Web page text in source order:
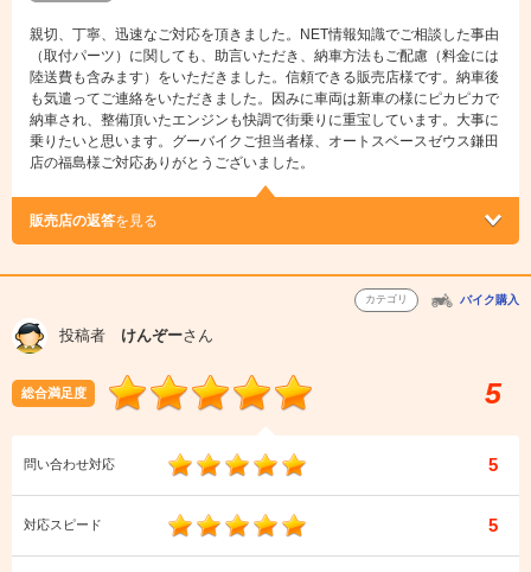
親切、丁寧、迅速なご対応を頂きました。NET情報知識でご相談した事由
（取付パーツ）に関しても、助言いただき、納車方法もご配慮（料金には
陸送費も含みます）をいただきました。信頼できる販売店様です。納車後
も気遣ってご連絡をいただきました。因みに車両は新車の様にピカピカで
納車され、整備頂いたエンジンも快調で街乗りに重宝しています。大事に
乗りたいと思います。グーバイクご担当者様、オートスベースゼウス鎌田
店の福島様ご対応ありがとうございました。
販売店の返答を見る
カテゴリ バイク購入
投稿者 けんぞーさん
総合満足度 5
問い合わせ対応 5
対応スピード 5